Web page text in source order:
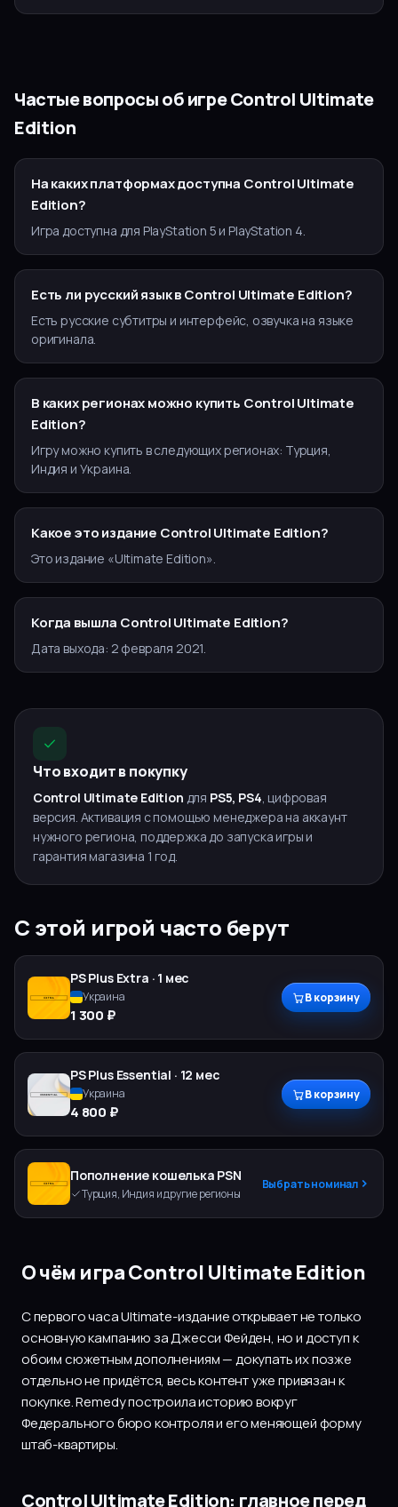
Частые вопросы об игреControl Ultimate
Edition
На каких платформах доступна Control Ultimate
Edition?
Игра доступна для PlayStation 5 и PlayStation 4.
Есть ли русский язык в Control Ultimate Edition?
Есть русские субтитры и интерфейс, озвучка на языке
оригинала.
В каких регионах можно купить Control Ultimate
Edition?
Игру можно купить в следующих регионах: Турция,
Индия и Украина.
Какое это издание Control Ultimate Edition?
Это издание «Ultimate Edition».
Когда вышла Control Ultimate Edition?
Дата выхода: 2 февраля 2021.
Что входит в покупку
Control Ultimate Edition для PS5, PS4, цифровая
версия. Активация с помощью менеджера на аккаунт
нужного региона, поддержка до запуска игры и
гарантия магазина 1 год.
С этой игрой часто берут
PS Plus Extra · 1 мес
Украина
1 300 ₽
В корзину
PS Plus Essential · 12 мес
Украина
4 800 ₽
В корзину
Пополнение кошелька PSN
Турция, Индия и другие регионы
Выбрать номинал
О чём игра Control Ultimate Edition
С первого часа Ultimate-издание открывает не только
основную кампанию за Джесси Фейден, но и доступ к
обоим сюжетным дополнениям — докупать их позже
отдельно не придётся, весь контент уже привязан к
покупке. Remedy построила историю вокруг
Федерального бюро контроля и его меняющей форму
штаб-квартиры.
Control Ultimate Edition: главное перед